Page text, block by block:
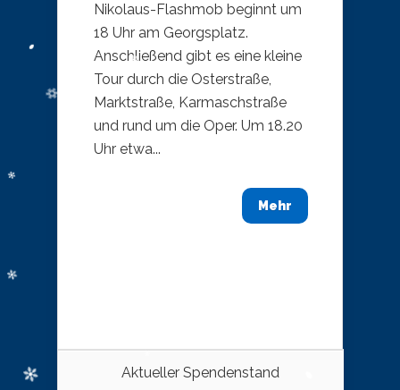
Nikolaus-Flashmob beginnt um
18 Uhr am Georgsplatz.
Anschließend gibt es eine kleine
Tour durch die Osterstraße,
Marktstraße, Karmaschstraße
und rund um die Oper. Um 18.20
Uhr etwa...
Mehr
Aktueller Spendenstand